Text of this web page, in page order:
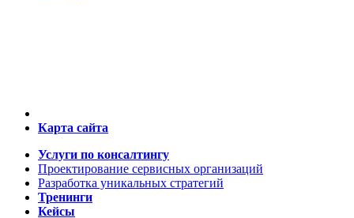
Карта сайта
Услуги по консалтингу
Проектирование сервисных организаций
Разработка уникальных стратегий
Тренинги
Кейсы